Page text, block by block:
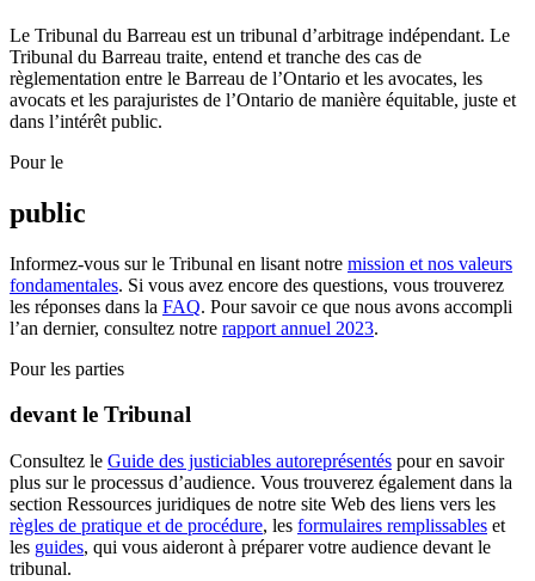
Le Tribunal du Barreau est un tribunal d’arbitrage indépendant. Le
Tribunal du Barreau traite, entend et tranche des cas de
règlementation entre le Barreau de l’Ontario et les avocates, les
avocats et les parajuristes de l’Ontario de manière équitable, juste et
dans l’intérêt public.
Pour le
public
Informez-vous sur le Tribunal en lisant notre mission et nos valeurs
fondamentales. Si vous avez encore des questions, vous trouverez
les réponses dans la FAQ. Pour savoir ce que nous avons accompli
l’an dernier, consultez notre rapport annuel 2023.
Pour les parties
devant le Tribunal
Consultez le Guide des justiciables autoreprésentés pour en savoir
plus sur le processus d’audience. Vous trouverez également dans la
section Ressources juridiques de notre site Web des liens vers les
règles de pratique et de procédure, les formulaires remplissables et
les guides, qui vous aideront à préparer votre audience devant le
tribunal.